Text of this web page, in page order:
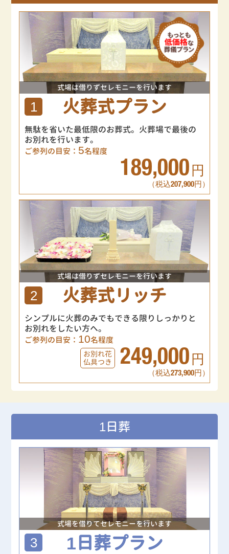
式場は借りずセレモニーを行います
1 火葬式プラン
無駄を省いた最低限のお葬式。火葬場で最後の
お別れを行います。
ご参列の目安： 5名程度
189,000 円
（税込207,900円）
式場は借りずセレモニーを行います
2 火葬式リッチ
シンプルに火葬のみでもできる限りしっかりと
お別れをしたい方へ。
ご参列の目安： 10名程度
お別れ花
仏具つき
249,000 円
（税込273,900円）
1日葬
式場を借りてセレモニーを行います
3 1日葬プラン